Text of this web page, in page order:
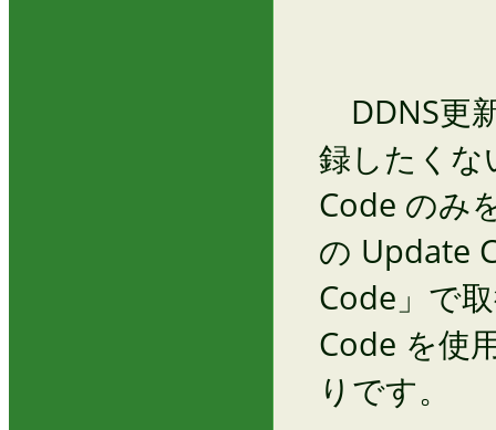
DDNS更
録したくな
Code のみ
の Update
Code」で
Code を使
りです。